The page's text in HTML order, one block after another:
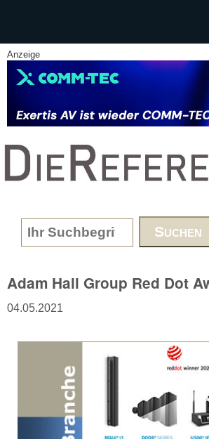
Anzeige
www.DieReferenz.de
Search form
Adam Hall Group Red Dot
04.05.2021